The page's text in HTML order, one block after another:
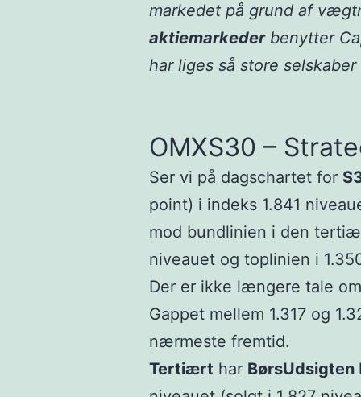
markedet på grund af
aktiemarkederbenytter
har liges så store
OMXS30 –
Ser vi på dagschartet for
point) i indeks 1.841
mod bundlinien i den
niveauet og toplinien i
Der er ikke længere tale
Gappet mellem 1.317 og
nærmeste fremtid.
Tertiært har BørsUdsigten